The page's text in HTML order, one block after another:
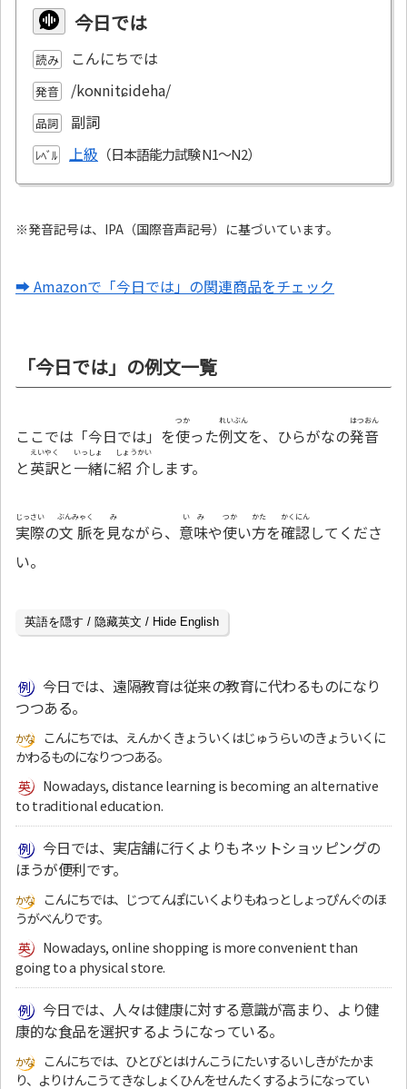
今日では
読み こんにちでは
発音 /koɴnitɕideha/
品詞 副詞
ﾚﾍﾞﾙ 上級
※発音記号は、IPA（国際音声記号）に基づいています。
➡ Amazonで「今日では」の関連商品をチェック
「今日では」の例文一覧
ここでは「今日では」を使
つか
った例文
れいぶん
を、ひらがなの発音
はつおん
と英訳
えいやく
と一緒
いっしょ
に紹介
しょうかい
します。
実際
じっさい
の文脈
ぶんみゃく
を見
み
ながら、 意味
いみ
や使
つか
い方
かた
を確認
かくにん
してくださ
い。
英語を隠す / 隐藏英文 / Hide English
今日では、遠隔教育は従来の教育に代わるものになり
つつある。
こんにちでは、えんかくきょういくはじゅうらいのきょういくに
かわるものになりつつある。
Nowadays, distance learning is becoming an alternative
to traditional education.
今日では、実店舗に行くよりもネットショッピングの
ほうが便利です。
こんにちでは、じつてんぽにいくよりもねっとしょっぴんぐのほ
うがべんりです。
Nowadays, online shopping is more convenient than
going to a physical store.
今日では、人々は健康に対する意識が高まり、より健
康的な食品を選択するようになっている。
こんにちでは、ひとびとはけんこうにたいするいしきがたかま
り、よりけんこうてきなしょくひんをせんたくするようになってい